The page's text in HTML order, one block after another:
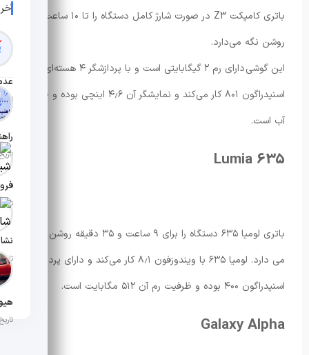
تاریخ
تاریخ
تاریخ
تاریخ
تاریخ
باتری کامپکت Z3 در صورت شارژ کامل دستگاه را تا ۱۰ ساعت
روشن نگه می‌دارد.
این گوشی دارای رم ۲ گیگابایتی است و با پردازشگر ۴ هسته‌ای
اسنپدراگون ۸۰۱ کار می‌کند و نمایشگر آن ۴٫۶ اینچی بوده و ضد
آب است.
Lumia 635
باتری لومیا ۶۳۵ دستگاه را برای ۹ ساعت و ۳۵ دقیقه روشن نگه
می دارد. لومیا ۶۳۵ با ویندوزفون ۸٫۱ کار می‌کند و دارای پردازشگر
اسنپدراگون ۴۰۰ بوده و ظرفیت رم آن ۵۱۲ مگابایت است.
Galaxy Alpha